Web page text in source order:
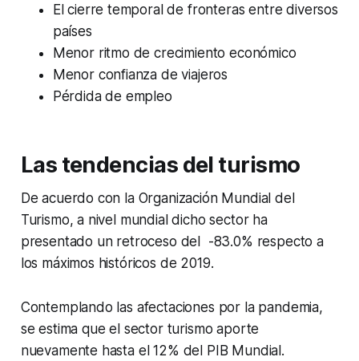
El cierre temporal de fronteras entre diversos
países
Menor ritmo de crecimiento económico
Menor confianza de viajeros
Pérdida de empleo
Las tendencias del turismo
De acuerdo con la Organización Mundial del
Turismo, a nivel mundial dicho sector ha
presentado un retroceso del -83.0% respecto a
los máximos históricos de 2019.
Contemplando las afectaciones por la pandemia,
se estima que el sector turismo aporte
nuevamente hasta el 12% del PIB Mundial.